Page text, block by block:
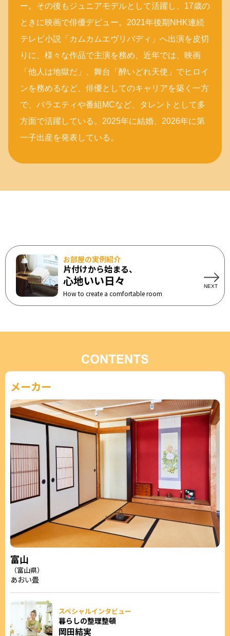
ー。その後もジュニアモデルとして活躍し、17歳の
ときに映画で俳優デビュー。2021年後期NHK連続
テレビ小説「カムカムエヴリバディ」へ出演を皮切
りに、様々な作品で主演を務め、近年では、映画
「他人は地獄だ」、舞台「醉いどれ天使」でヒロイ
ンを務めるなど、俳優としてのキャリアを築く一方
で、バラエティや番組MCなど、タレントとして多
方面で活躍している。2025年に結婚、2026年に第
一子出産を発表している。
お部屋の実例紹介
片付けから始まる、
心地いい日々
How to create a comfortable room
メーカー
富山
（富山県）
あおい畳
スペシャルインタビュー
暮らしの整理整頓
岡田結実